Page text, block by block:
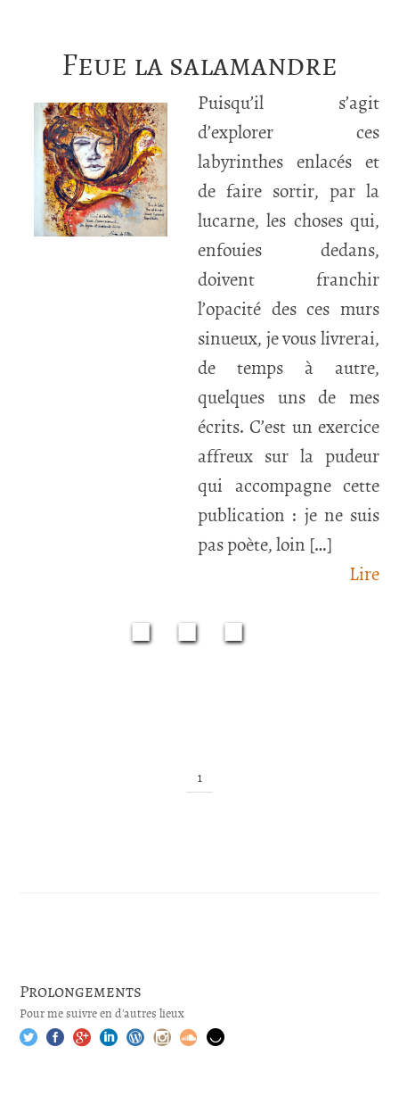
Feue la salamandre
Puisqu’il s’agit
d’explorer ces
labyrinthes enlacés et
de faire sortir, par la
lucarne, les choses qui,
enfouies dedans,
doivent franchir
l’opacité des ces murs
sinueux, je vous livrerai,
de temps à autre,
quelques uns de mes
écrits. C’est un exercice
affreux sur la pudeur
qui accompagne cette
publication : je ne suis
pas poète, loin […]
Lire
■■■
1
Prolongements
Pour me suivre en d'autres lieux